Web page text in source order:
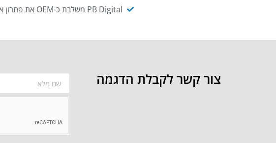
PB Digital משלבת כ-OEM את פתרון אינטגרציית ה-API של חברת WSO2 - המאפשר לחבר בקלות בין מערכות ארגוניות
צור קשר לקבלת הדגמה